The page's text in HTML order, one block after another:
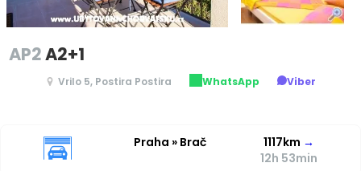
AP2A2+1
Vrilo 5, Postira Postira WhatsApp Viber
Praha » Brač 1117km →
12h 53min